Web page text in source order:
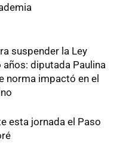
suspender la Ley
diputada Paulina
norma impactó en el
esta jornada el Paso